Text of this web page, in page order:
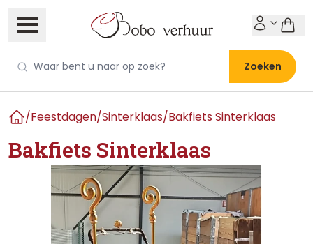
Zoeken
/Feestdagen/Sinterklaas/Bakfiets Sinterklaas
Bakfiets Sinterklaas